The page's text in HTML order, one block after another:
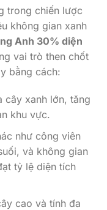
trong chiến lược
không gian xanh
Anh 30% diện
vai trò then chốt
bằng cách:
cây xanh lớn, tăng
khu vực.
như công viên
và không gian
tỷ lệ diện tích
cao và tính đa